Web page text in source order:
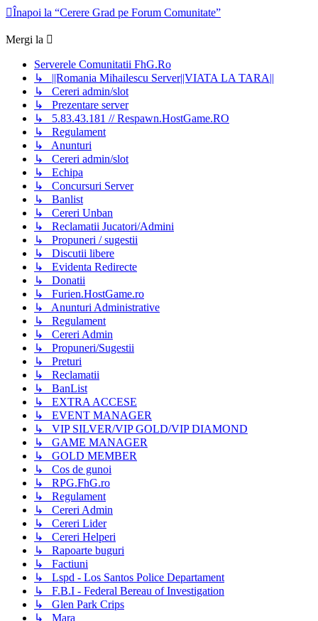
Înapoi la “Cerere Grad pe Forum Comunitate”
Mergi la
Serverele Comunitatii FhG.Ro
↳ ||Romania Mihailescu Server||VIATA LA TARA||
↳ Cereri admin/slot
↳ Prezentare server
↳ 5.83.43.181 // Respawn.HostGame.RO
↳ Regulament
↳ Anunturi
↳ Cereri admin/slot
↳ Echipa
↳ Concursuri Server
↳ Banlist
↳ Cereri Unban
↳ Reclamatii Jucatori/Admini
↳ Propuneri / sugestii
↳ Discutii libere
↳ Evidenta Redirecte
↳ Donatii
↳ Furien.HostGame.ro
↳ Anunturi Administrative
↳ Regulament
↳ Cereri Admin
↳ Propuneri/Sugestii
↳ Preturi
↳ Reclamatii
↳ BanList
↳ EXTRA ACCESE
↳ EVENT MANAGER
↳ VIP SILVER/VIP GOLD/VIP DIAMOND
↳ GAME MANAGER
↳ GOLD MEMBER
↳ Cos de gunoi
↳ RPG.FhG.ro
↳ Regulament
↳ Cereri Admin
↳ Cereri Lider
↳ Cereri Helperi
↳ Rapoarte buguri
↳ Factiuni
↳ Lspd - Los Santos Police Departament
↳ F.B.I - Federal Bereau of Investigation
↳ Glen Park Crips
↳ Mara